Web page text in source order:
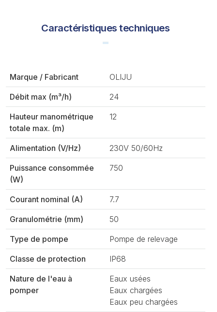
Caractéristiques techniques
Marque / Fabricant OLIJU
Débit max (m³/h) 24
Hauteur manométrique
totale max. (m)
12
Alimentation (V/Hz) 230V 50/60Hz
Puissance consommée
(W)
750
Courant nominal (A) 7.7
Granulométrie (mm) 50
Type de pompe Pompe de relevage
Classe de protection IP68
Nature de l'eau à
pomper
Eaux usées
Eaux chargées
Eaux peu chargées